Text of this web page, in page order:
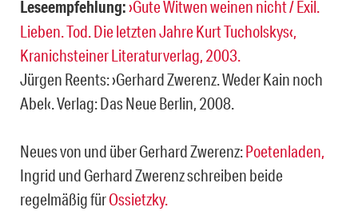
Leseempfehlung:›Gute Witwen weinen nicht / Exil.
Lieben. Tod. Die letzten Jahre Kurt Tucholskys‹,
Kranichsteiner Literaturverlag, 2003.
Jürgen Reents: ›Gerhard Zwerenz. Weder Kain noch
Abel‹. Verlag: Das Neue Berlin, 2008.
Neues von und über Gerhard Zwerenz:Poetenladen,
Ingrid und Gerhard Zwerenz schreiben beide
regelmäßig fürOssietzky.